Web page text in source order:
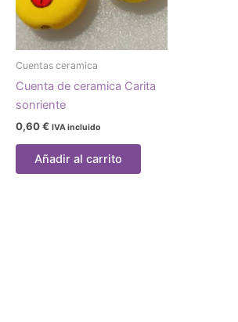
Cuentas ceramica
Cuenta de ceramica Carita
sonriente
0,60€ IVA incluido
Añadir al carrito